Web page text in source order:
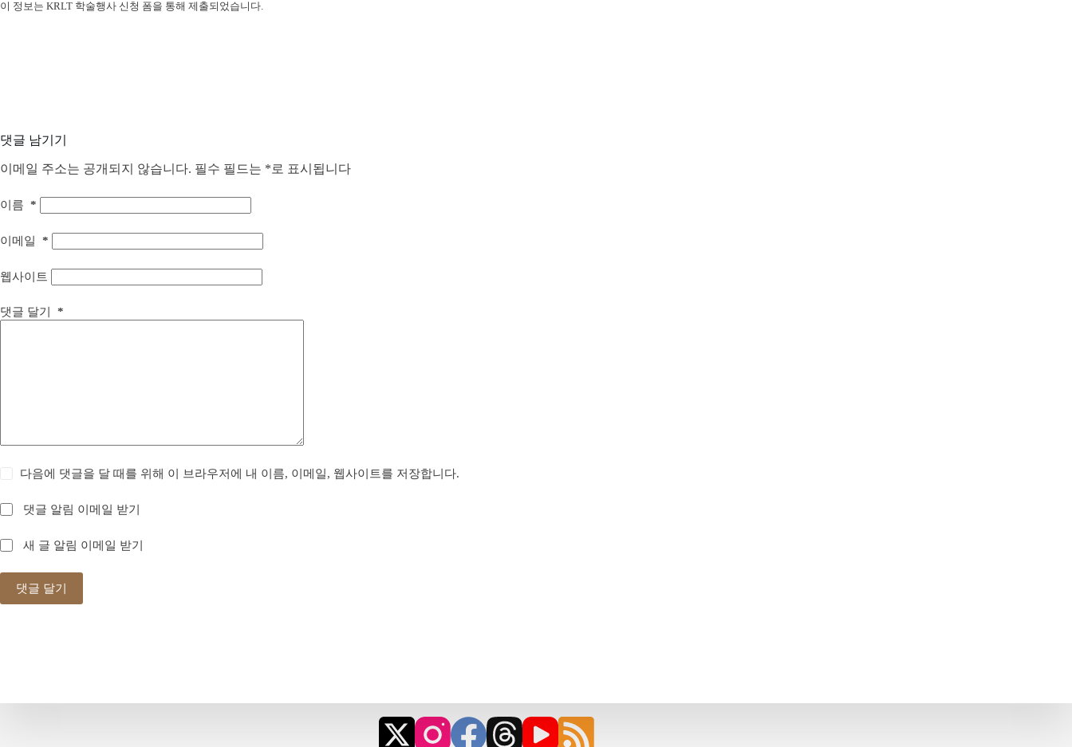
이 정보는 KRLT 학술행사 신청 폼을 통해 제출되었습니다.
댓글 남기기
이메일 주소는 공개되지 않습니다. 필수 필드는 * 로 표시됩니다
이름 *
이메일 *
웹사이트
댓글 달기 *
다음에 댓글을 달 때를 위해 이 브라우저에 내 이름, 이메일, 웹사이트를 저장합니다.
댓글 알림 이메일 받기
새 글 알림 이메일 받기
댓글 달기